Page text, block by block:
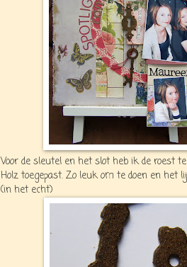
Voor de sleutel en het slot heb ik de roest
Holz toegepast. Zo leuk om te doen en het
(in het echt)